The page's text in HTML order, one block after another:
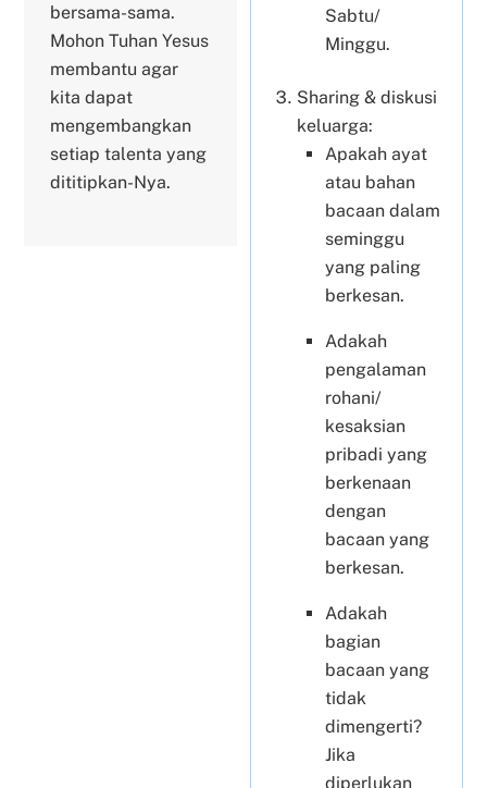
bersama-sama.
Mohon Tuhan Yesus
membantu agar
kita dapat
mengembangkan
setiap talenta yang
dititipkan-Nya.
Sabtu/
Minggu.
Sharing & diskusi
keluarga:
Apakah ayat
atau bahan
bacaan dalam
seminggu
yang paling
berkesan.
Adakah
pengalaman
rohani/
kesaksian
pribadi yang
berkenaan
dengan
bacaan yang
berkesan.
Adakah
bagian
bacaan yang
tidak
dimengerti?
Jika
diperlukan